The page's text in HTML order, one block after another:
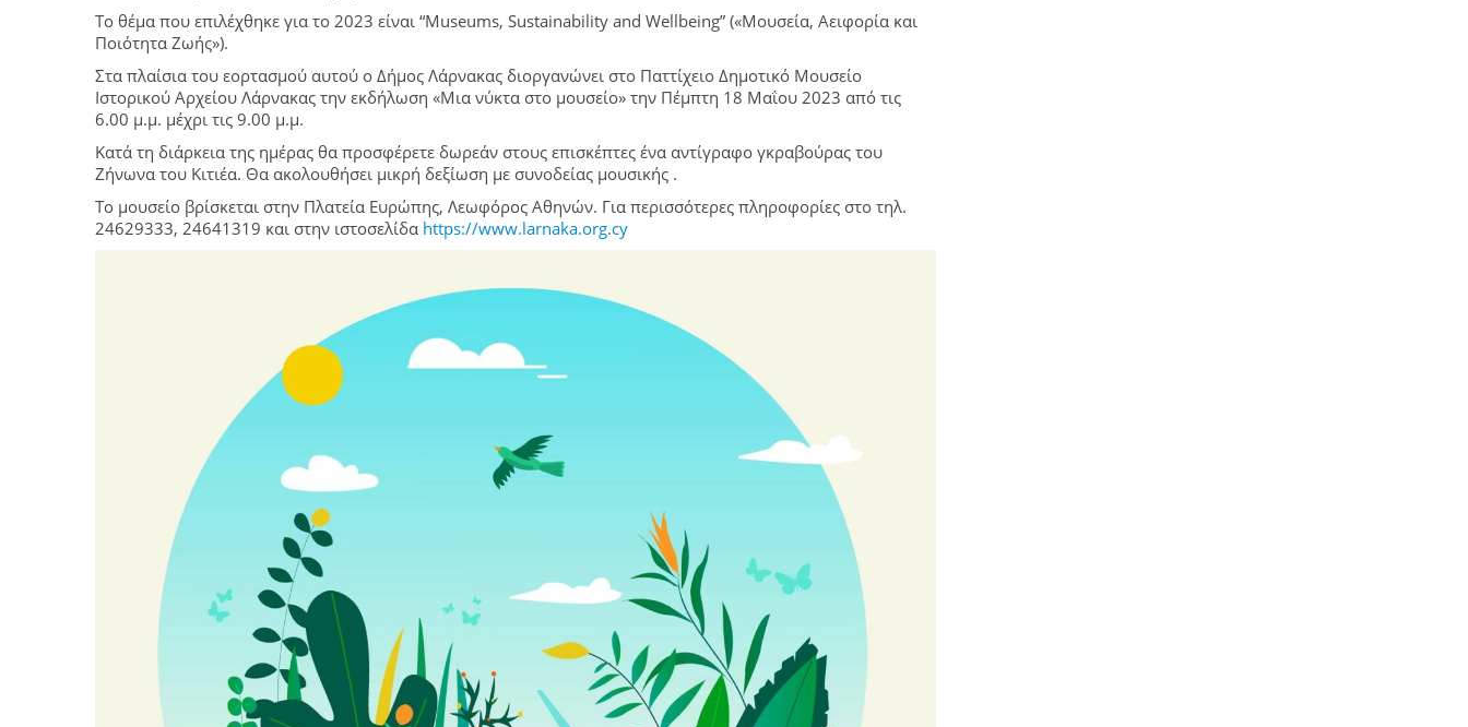
Το θέμα που επιλέχθηκε για το 2023 είναι “Museums, Sustainability and Wellbeing” («Μουσεία, Αειφορία και
Ποιότητα Ζωής»).
Στα πλαίσια του εορτασμού αυτού ο Δήμος Λάρνακας διοργανώνει στο Παττίχειο Δημοτικό Μουσείο
Ιστορικού Αρχείου Λάρνακας την εκδήλωση «Μια νύκτα στο μουσείο» την Πέμπτη 18 Μαΐου 2023 από τις
6.00 μ.μ. μέχρι τις 9.00 μ.μ.
Κατά τη διάρκεια της ημέρας θα προσφέρετε δωρεάν στους επισκέπτες ένα αντίγραφο γκραβούρας του
Ζήνωνα του Κιτιέα. Θα ακολουθήσει μικρή δεξίωση με συνοδείας μουσικής .
Το μουσείο βρίσκεται στην Πλατεία Ευρώπης, Λεωφόρος Αθηνών. Για περισσότερες πληροφορίες στο τηλ.
24629333, 24641319 και στην ιστοσελίδα https://www.larnaka.org.cy